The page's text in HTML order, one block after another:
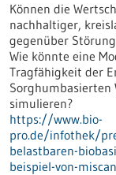
Können die
nachhaltiger,
gegenüber
Wie könnte eine
Tragfähigkeit der
Sorghumbasierten
simulieren?
https://www.bio-
pro.de/infothek/
belastbaren-
beispiel-von-